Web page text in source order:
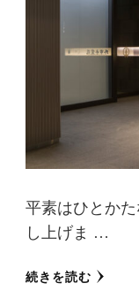
平素はひとか
し上げま …
続きを読む